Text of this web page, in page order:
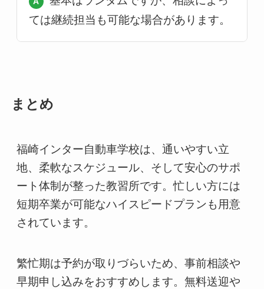
ては継続担当も可能な場合があります。
まとめ
福崎インター自動車学校は、通いやすい立
地、柔軟なスケジュール、そして安心のサポ
ート体制が整った教習所です。忙しい方には
短期卒業が可能なハイスピードプランも用意
されています。
繁忙期は予約が取りづらいため、事前相談や
早期申し込みをおすすめします。無料送迎や